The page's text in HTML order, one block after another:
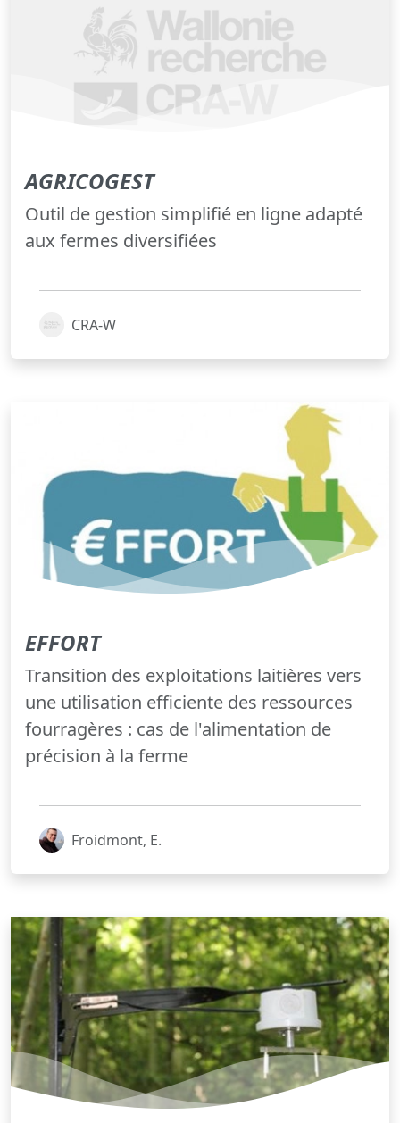
AGRICOGEST
Outil de gestion simplifié en ligne adapté
aux fermes diversifiées
CRA-W
EFFORT
Transition des exploitations laitières vers
une utilisation efficiente des ressources
fourragères : cas de l'alimentation de
précision à la ferme
Froidmont, E.